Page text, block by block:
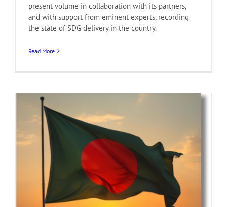
present volume in collaboration with its partners,
and with support from eminent experts, recording
the state of SDG delivery in the country.
Read More